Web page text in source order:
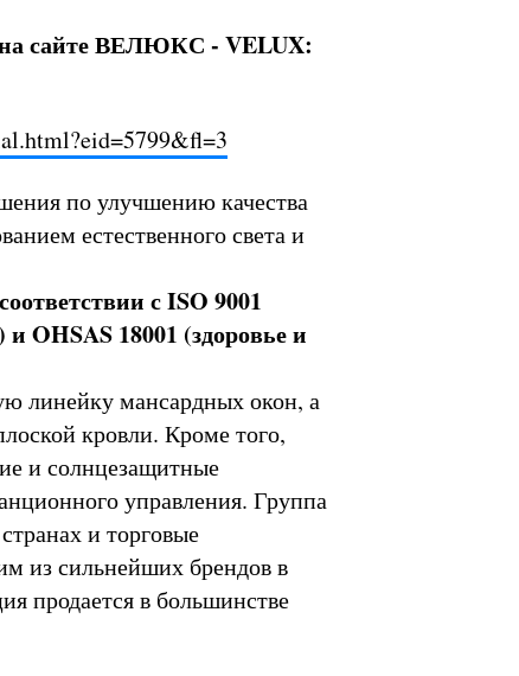
на сайте ВЕЛЮКС - VELUX:
по улучшению качества
естественного света и
с ISO 9001
и OHSAS 18001 (здоровье и
линейку мансардных окон, а
кровли. Кроме того,
и солнцезащитные
управления. Группа
и торговые
из сильнейших брендов в
продается в большинстве